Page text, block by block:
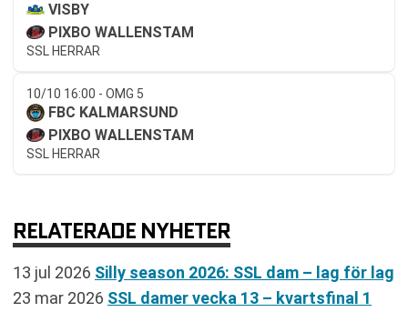
VISBY
PIXBO WALLENSTAM
SSL HERRAR
10/10 16:00 - OMG 5
FBC KALMARSUND
PIXBO WALLENSTAM
SSL HERRAR
RELATERADE NYHETER
13 jul 2026 Silly season 2026: SSL dam – lag för lag
23 mar 2026 SSL damer vecka 13 – kvartsfinal 1